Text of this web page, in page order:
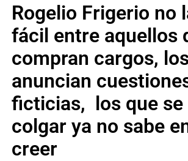
Rogelio Frigerio no
fácil entre aquellos
compran cargos,
anuncian
ficticias, los que se
colgar ya no sabe
creer